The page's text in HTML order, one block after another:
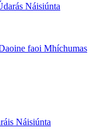
Náisiúnta
faoi Mhíchumas
Náisiúnta